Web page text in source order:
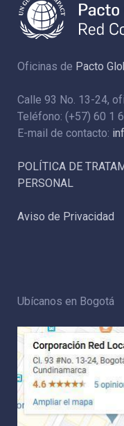
Oficinas de Pacto
Calle 93 No. 13-24,
Teléfono: (+57) 60 1
E-mail de contacto:
POLÍTICA DE
PERSONAL
Aviso de Privacidad
Ubícanos en Bogotá